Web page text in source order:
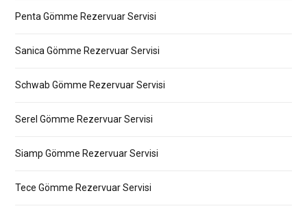
Penta Gömme Rezervuar Servisi
Sanica Gömme Rezervuar Servisi
Schwab Gömme Rezervuar Servisi
Serel Gömme Rezervuar Servisi
Siamp Gömme Rezervuar Servisi
Tece Gömme Rezervuar Servisi